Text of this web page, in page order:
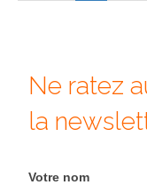
Ne ratez
la
Votre nom